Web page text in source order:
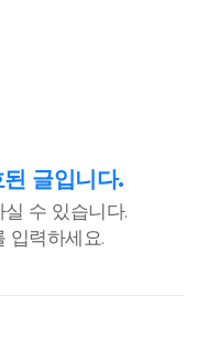
글입니다.
수 있습니다.
입력하세요.